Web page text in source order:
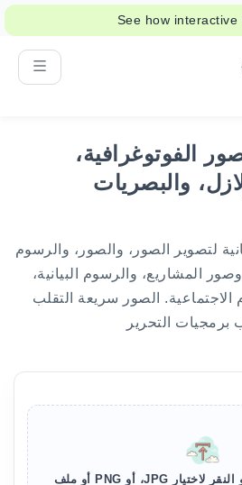
See how
support class
الفوتوغرافية،
والبصريات
لتصوير الصور، والصور، والرسوم
المشاريع، والرسوم البيانية،
الاجتماعية. الصور سريعة التقلب
برمجيات التحرير
السحب والإسقاط، أو النقر لاختيار JPG، أو PNG أو ملف